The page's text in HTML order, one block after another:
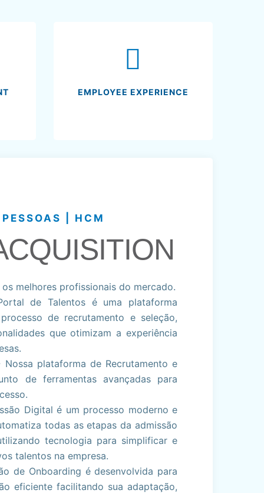
EMPLOYEE EXPERIENCE
| HCM
melhores profissionais do mercado.
de Talentos é uma plataforma
de recrutamento e seleção,
que otimizam a experiência
Nossa plataforma de Recrutamento e
de ferramentas avançadas para
Digital é um processo moderno e
todas as etapas da admissão
tecnologia para simplificar e
talentos na empresa.
de Onboarding é desenvolvida para
eficiente facilitando sua adaptação,